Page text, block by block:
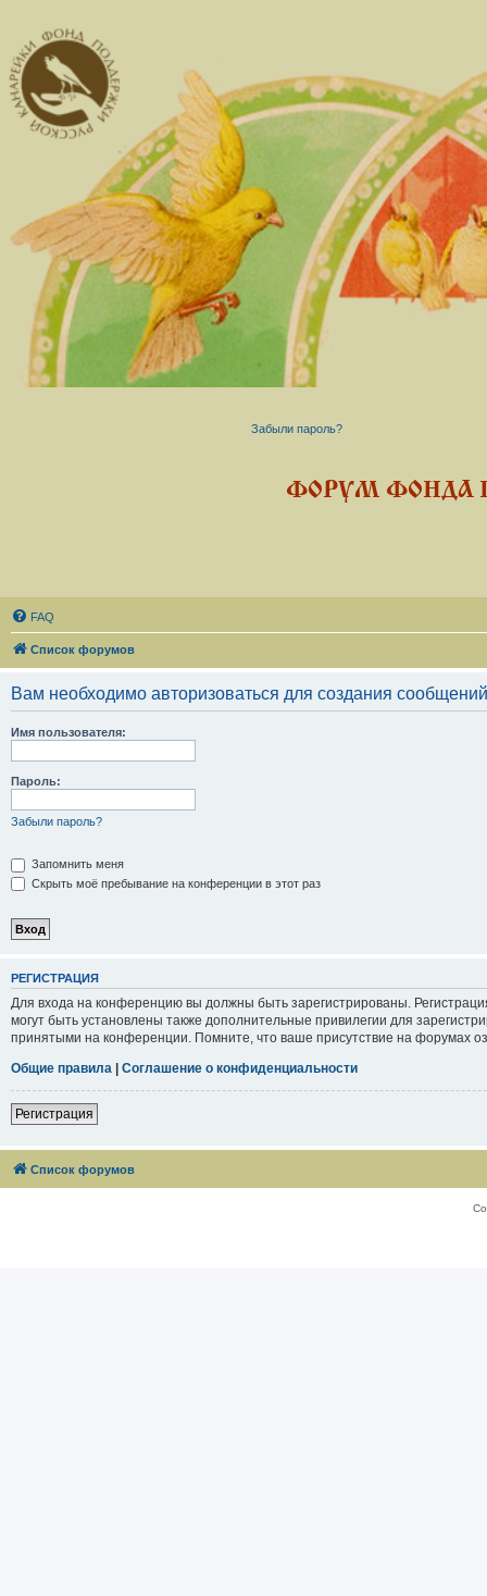
Забыли пароль?
ФОРУМ ФОНДА
FAQ
Список форумов
Вам необходимо авторизоваться для создания
Имя пользователя:
Пароль:
Забыли пароль?
Запомнить меня
Скрыть моё пребывание на конференции в этот раз
РЕГИСТРАЦИЯ
Для входа на конференцию вы должны быть зарегистрированы.
могут быть установлены также дополнительные привилегии для
принятыми на конференции. Помните, что ваше присутствие на форумах
Общие правила | Соглашение о конфиденциальности
Регистрация
Список форумов